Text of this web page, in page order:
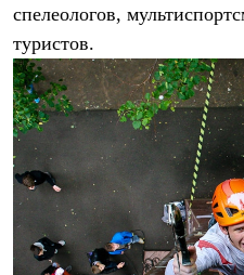
Женская одежда
Утепленная пухом
Куртки
Брюки
Жилеты
Утепленная синтетикой
Куртки
Брюки
Штормовая одежда
Куртки
Софтшелл одежда
Куртки
Брюки
спелеологов,
туристов.